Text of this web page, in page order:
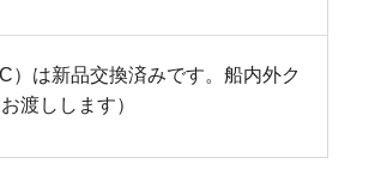
は新品交換済みです。船内外ク
渡しします）